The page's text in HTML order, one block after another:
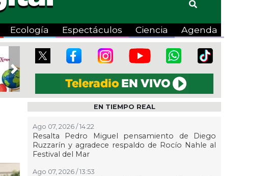
Ecología Espectáculos Ciencia Agenda
Next
EN TIEMPO REAL
Ago 07, 2026 / 14:22
Resalta Pedro Miguel pensamiento de Diego
Ruzzarín y agradece respaldo de Rocío Nahle al
Festival del Mar
Ago 07, 2026 / 13:53